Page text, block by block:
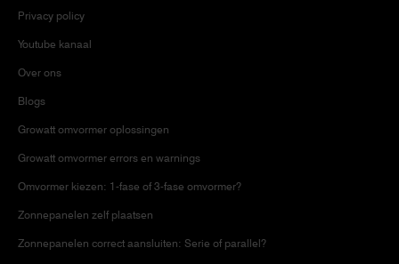
Privacy policy
Youtube kanaal
Over ons
Blogs
Growatt omvormer oplossingen
Growatt omvormer errors en warnings
Omvormer kiezen: 1-fase of 3-fase omvormer?
Zonnepanelen zelf plaatsen
Zonnepanelen correct aansluiten: Serie of parallel?